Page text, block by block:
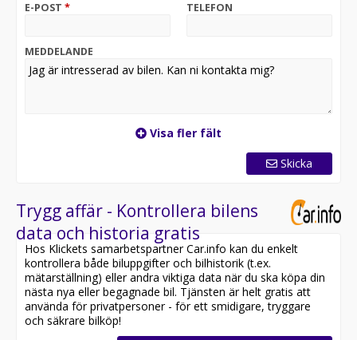
att säkra bilen innan någon annan gör det, reservera
Nu har vi fått in denna riktigt fina Mercedes-Benz Vito
110 med 3 sittplatser, dragkrok, parkeringsvärmare,
Denna skåpbil har moms och är därmed förmånligt
leasebar för företag med 0% kontantinsats samt även
möjlig att privataleasa för dig som privatperson.
Backkamera, Parkeringsvärme, Komfortsäte förare,
Sätesvärme, Bluetooth, Läderratt, Multifunktionsratt,
Farthållare, Guideljus, Helljusassistans, Bromsassistans,
Värmeisolerande rutor, Regnsensor, 3 säten, 3sits,
m.m.
Bilen står på sommardäck med mönsterdjup 6/6/5/5
mm.
E-POST * TELEFON
MEDDELANDE
Visa fler fält
Skicka
Trygg affär - Kontrollera bilens
data och historia gratis
Hos Klickets samarbetspartner Car.info kan du enkelt
kontrollera både biluppgifter och bilhistorik (t.ex.
mätarställning) eller andra viktiga data när du ska köpa din
nästa nya eller begagnade bil. Tjänsten är helt gratis att
använda för privatpersoner - för ett smidigare, tryggare
och säkrare bilköp!